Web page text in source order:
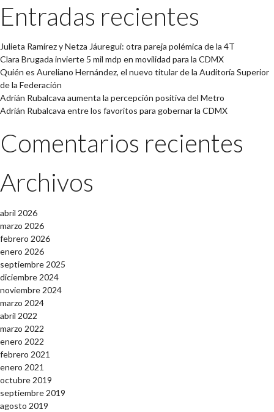
Entradas recientes
Julieta Ramírez y Netza Jáuregui: otra pareja polémica de la 4T
Clara Brugada invierte 5 mil mdp en movilidad para la CDMX
Quién es Aureliano Hernández, el nuevo titular de la Auditoría Superior
de la Federación
Adrián Rubalcava aumenta la percepción positiva del Metro
Adrián Rubalcava entre los favoritos para gobernar la CDMX
Comentarios recientes
Archivos
abril 2026
marzo 2026
febrero 2026
enero 2026
septiembre 2025
diciembre 2024
noviembre 2024
marzo 2024
abril 2022
marzo 2022
enero 2022
febrero 2021
enero 2021
octubre 2019
septiembre 2019
agosto 2019